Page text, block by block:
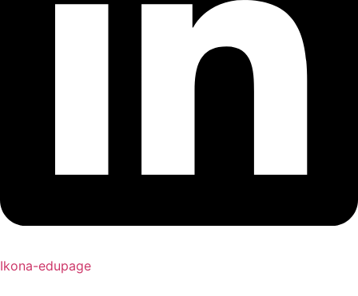
Ikona-edupage